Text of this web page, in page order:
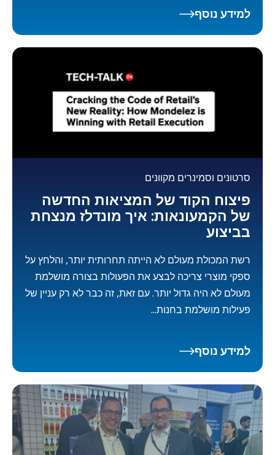
למידע נוסף
סרטונים וסמינרים מקוונים
פיצוח הקוד של המציאות החדשה
של הקמעונאות: איך מונדלז מנצחת
בביצוע
רשת המכולת מעולם לא הייתה תחרותית יותר, והלחץ על
ספקי מוצרי צריכה לבצע את הפעולות בצורה מושלמת
מעולם לא היה גדול יותר. עם זאת, זה כבר לא רק עניין של
פעילות מושלמת בחנות...
למידע נוסף